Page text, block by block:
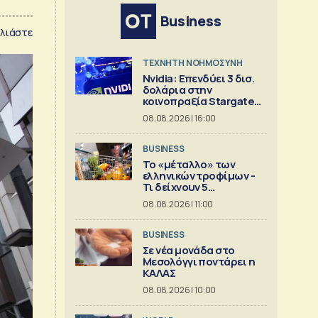
Business
TΕΧΝΗΤΗ ΝΟΗΜΟΣΥΝΗ
Nvidia: Επενδύει 3 δισ.
δολάρια στην
κοινοπραξία Stargate
για κέντρα δεδομένων
08.08.2026 | 16:00
BUSINESS
Το «μέταλλο» των
ελληνικών τροφίμων -
Τι δείχνουν 5
ισολογισμοί
08.08.2026 | 11:00
BUSINESS
Σε νέα μονάδα στο
Μεσολόγγι ποντάρει η
ΚΑΛΑΣ
08.08.2026 | 10:00